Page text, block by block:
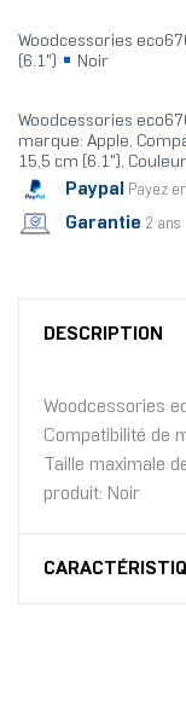
Woodcessories
(6.1")
Noir
Woodcessories
marque: Apple,
15,5 cm (6.1"),
Paypal Payez
Garantie 2 ans
DESCRIPTION
Woodcessories
Compatibilité de
Taille maximale
produit: Noir